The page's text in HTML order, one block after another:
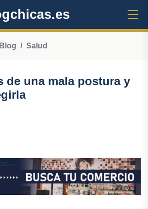
Blog Salud
de una mala postura y